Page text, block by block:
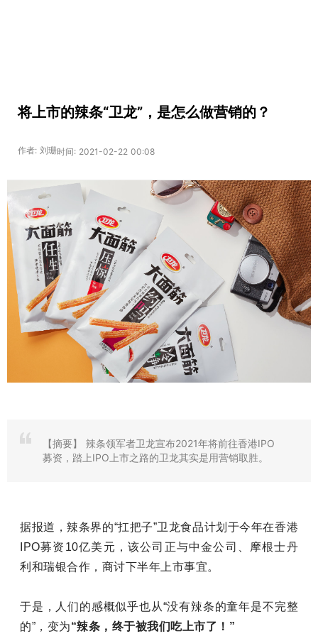
将上市的辣条“卫龙”，是怎么做营销的？
作者: 刘珊时间: 2021-02-22 00:08
【摘要】
辣条领军者卫龙宣布2021年将前往香港IPO
募资，踏上IPO上市之路的卫龙其实是用营销取胜。
据报道，辣条界的“扛把子”卫龙食品计划于今年在香港
IPO募资10亿美元，该公司正与中金公司、摩根士丹
利和瑞银合作，商讨下半年上市事宜。
于是，人们的感概似乎也从“没有辣条的童年是不完整
的”，变为“辣条，终于被我们吃上市了！”